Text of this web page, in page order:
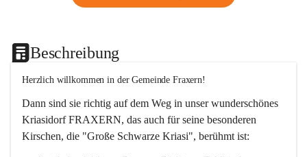
Beschreibung
Herzlich willkommen in der Gemeinde Fraxern!
Dann sind sie richtig auf dem Weg in unser wunderschönes
Kriasidorf FRAXERN, das auch für seine besonderen
Kirschen, die "Große Schwarze Kriasi", berühmt ist: